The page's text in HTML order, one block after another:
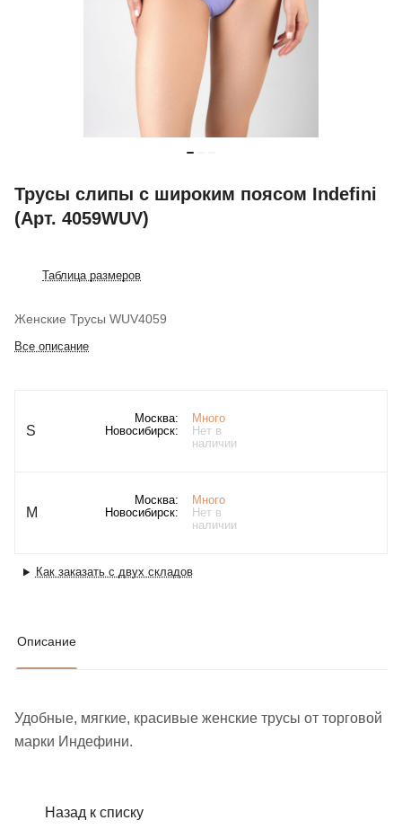
Трусы слипы с широким поясом Indefini
(Арт. 4059WUV)
Таблица размеров
Женские Трусы WUV4059
Все описание
S
Москва:
Много
Новосибирск:
Нет в
наличии
M
Москва:
Много
Новосибирск:
Нет в
наличии
Как заказать с двух складов
Описание
Удобные, мягкие, красивые женские труcы от торговой
марки Индефини.
Назад к списку